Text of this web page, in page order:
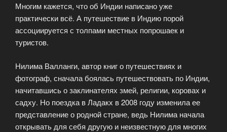
Многим кажется, что об Индии написано уже
практически всё. А путешествие в Индию порой
ассоциируется с толпами местных попрошаек и
туристов.
Нилима Валланги, автор книг о путешествиях и
фотограф, сначала боялась путешествовать по Индии,
начитавшись о заклинателях змей, религии, коровах и
садху. Но поездка в Ладакх в 2008 году изменила ее
представление о родной стране, ведь Нилима начала
открывать для себя другую и неизвестную для многих